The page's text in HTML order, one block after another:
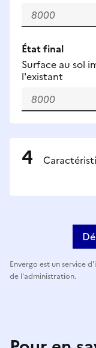
État final
Surface au sol
l'existant
Envergo est un service
de l'administration.